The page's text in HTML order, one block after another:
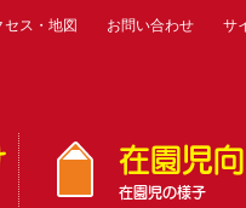
セス・地図 お問い合わせ サ
在園児
在園児の様子